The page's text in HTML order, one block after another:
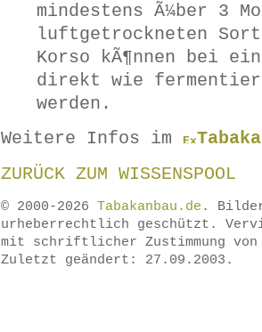
mindestens Ã¼ber 3
luftgetrockneten
Korso kÃ¶nnen bei
direkt wie
werden.
Weitere Infos im
ZURÜCK ZUM WISSENSPOOL
© 2000-2026 Tabakanbau.de .
urheberrechtlich geschützt.
mit schriftlicher Zustimmung
Zuletzt geändert: 27.09.2003.